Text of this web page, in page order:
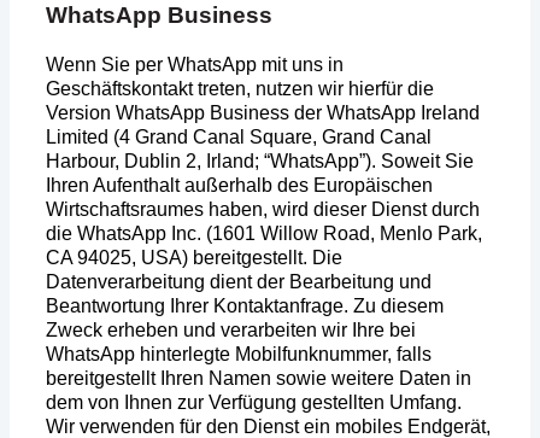
WhatsApp Business
Wenn Sie per WhatsApp mit uns in
Geschäftskontakt treten, nutzen wir hierfür die
Version WhatsApp Business der WhatsApp Ireland
Limited (4 Grand Canal Square, Grand Canal
Harbour, Dublin 2, Irland; “WhatsApp”). Soweit Sie
Ihren Aufenthalt außerhalb des Europäischen
Wirtschaftsraumes haben, wird dieser Dienst durch
die WhatsApp Inc. (1601 Willow Road, Menlo Park,
CA 94025, USA) bereitgestellt. Die
Datenverarbeitung dient der Bearbeitung und
Beantwortung Ihrer Kontaktanfrage. Zu diesem
Zweck erheben und verarbeiten wir Ihre bei
WhatsApp hinterlegte Mobilfunknummer, falls
bereitgestellt Ihren Namen sowie weitere Daten in
dem von Ihnen zur Verfügung gestellten Umfang.
Wir verwenden für den Dienst ein mobiles Endgerät,